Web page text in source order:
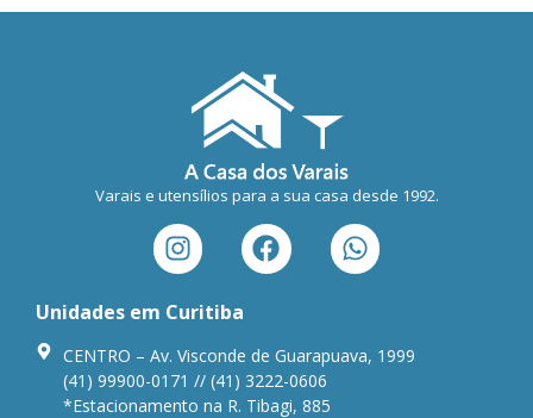
Varais e utensílios para a sua casa desde 1992.
Unidades em Curitiba
CENTRO – Av. Visconde de Guarapuava, 1999
(41) 99900-0171 // (41) 3222-0606
*Estacionamento na R. Tibagi, 885